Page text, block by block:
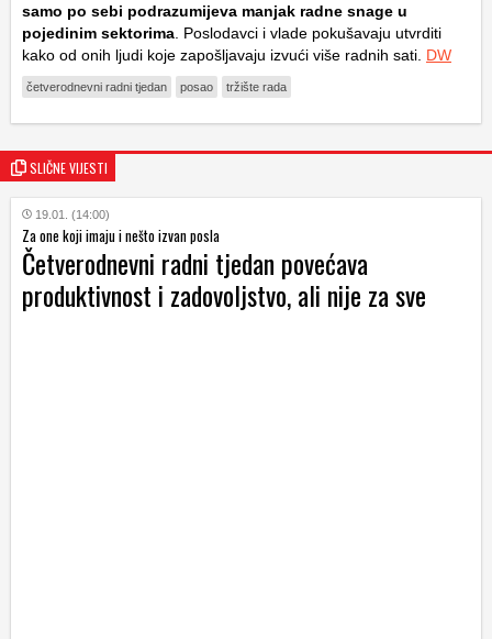
samo po sebi podrazumijeva manjak radne snage u
pojedinim sektorima . Poslodavci i vlade pokušavaju utvrditi
kako od onih ljudi koje zapošljavaju izvući više radnih sati. DW
četverodnevni radni tjedan posao tržište rada
SLIČNE VIJESTI
19.01. (14:00)
Za one koji imaju i nešto izvan posla
Četverodnevni radni tjedan povećava
produktivnost i zadovoljstvo, ali nije za sve